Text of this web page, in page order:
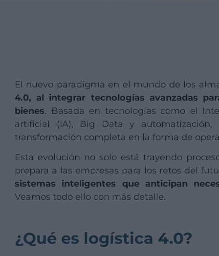
El nuevo paradigma en el mundo de los
4.0, al integrar tecnologías avanzadas
bienes. Basada en tecnologías como el
artificial (IA), Big Data y
transformación completa en la forma de
Esta evolución no solo está trayendo
prepara a las empresas para los retos del
sistemas inteligentes que anticipan
Veamos todo ello con más detalle.
¿Qué es logística 4.0?